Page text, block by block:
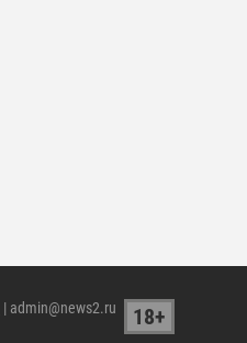
| admin@news2.ru 18+